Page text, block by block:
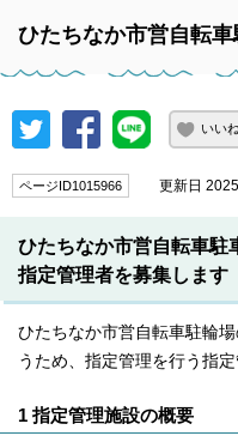
ひたちなか市営自転
いい
ページID1015966 更新日 2025
ひたちなか市営自転車駐
指定管理者を募集します
ひたちなか市営自転車駐輪
うため、指定管理を行う指
1 指定管理施設の概要